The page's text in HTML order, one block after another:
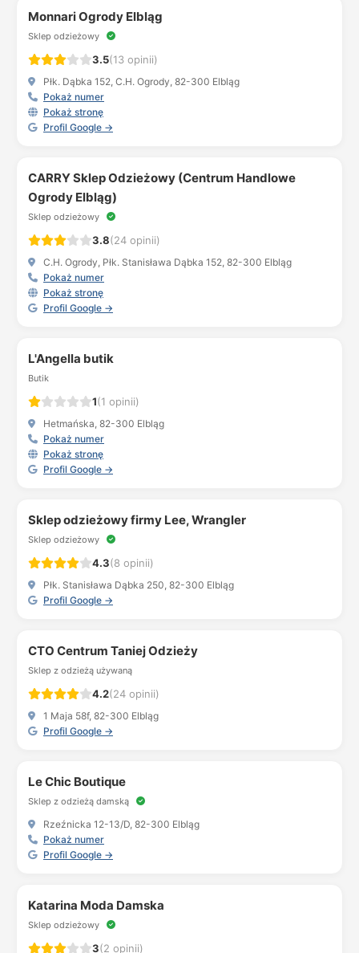
Monnari Ogrody Elbląg
Sklep odzieżowy
3.5(13 opinii)
Płk. Dąbka 152, C.H. Ogrody, 82-300 Elbląg
Pokaż numer
Pokaż stronę
Profil Google →
CARRY Sklep Odzieżowy (Centrum Handlowe
Ogrody Elbląg)
Sklep odzieżowy
3.8(24 opinii)
C.H. Ogrody, Płk. Stanisława Dąbka 152, 82-300 Elbląg
Pokaż numer
Pokaż stronę
Profil Google →
L'Angella butik
Butik
1(1 opinii)
Hetmańska, 82-300 Elbląg
Pokaż numer
Pokaż stronę
Profil Google →
Sklep odzieżowy firmy Lee, Wrangler
Sklep odzieżowy
4.3(8 opinii)
Płk. Stanisława Dąbka 250, 82-300 Elbląg
Profil Google →
CTO Centrum Taniej Odzieży
Sklep z odzieżą używaną
4.2(24 opinii)
1 Maja 58f, 82-300 Elbląg
Profil Google →
Le Chic Boutique
Sklep z odzieżą damską
Rzeźnicka 12-13/D, 82-300 Elbląg
Pokaż numer
Profil Google →
Katarina Moda Damska
Sklep odzieżowy
3(2 opinii)